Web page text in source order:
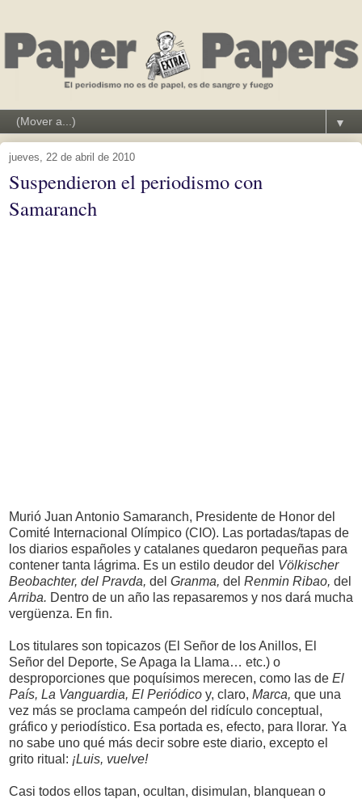
▼
jueves, 22 de abril de 2010
Suspendieron el periodismo con
Samaranch
Murió Juan Antonio Samaranch, Presidente de Honor del
Comité Internacional Olímpico (CIO). Las portadas/tapas de
los diarios españoles y catalanes quedaron pequeñas para
contener tanta lágrima. Es un estilo deudor del Völkischer
Beobachter, del Pravda, del Granma, del Renmin Ribao, del
Arriba. Dentro de un año las repasaremos y nos dará mucha
vergüenza. En fin.
Los titulares son topicazos (El Señor de los Anillos, El
Señor del Deporte, Se Apaga la Llama… etc.) o
desproporciones que poquísimos merecen, como las de El
País, La Vanguardia, El Periódico y, claro, Marca, que una
vez más se proclama campeón del ridículo conceptual,
gráfico y periodístico. Esa portada es, efecto, para llorar. Ya
no sabe uno qué más decir sobre este diario, excepto el
grito ritual: ¡Luis, vuelve!
Casi todos ellos tapan, ocultan, disimulan, blanquean o